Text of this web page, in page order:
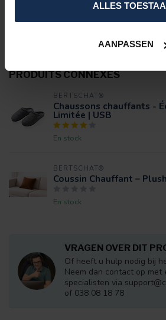
ALLES
AANPASSEN
PRODUITS CONNEXES
BERTSCHAT®
Chaussons chauffants -
Limitée | USB
En stock
BERTSCHAT®
Coussin Chauffant –
En stock
VRAGEN OVER DIT
Of heeft u hulp nodig bij
Neem dan contact op met
specialisten via
of 038 08 18 78